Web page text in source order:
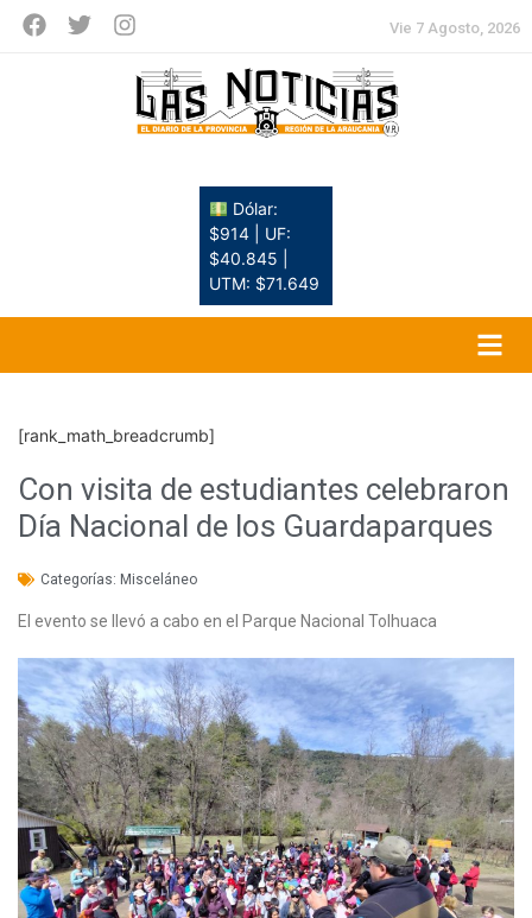
Vie 7 Agosto, 2026
Dólar:
$914 | UF:
$40.845 |
UTM: $71.649
[rank_math_breadcrumb]
Con visita de estudiantes celebraron
Día Nacional de los Guardaparques
Categorías: Misceláneo
El evento se llevó a cabo en el Parque Nacional Tolhuaca